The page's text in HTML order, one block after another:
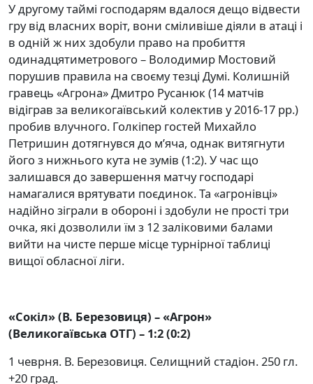
У другому таймі господарям вдалося дещо відвести
гру від власних воріт, вони сміливіше діяли в атаці і
в одній ж них здобули право на пробиття
одинадцятиметрового – Володимир Мостовий
порушив правила на своєму тезці Думі. Колишній
гравець «Агрона» Дмитро Русанюк (14 матчів
відіграв за великогаївський колектив у 2016-17 рр.)
пробив влучного. Голкіпер гостей Михайло
Петришин дотягнувся до м’яча, однак витягнути
його з нижнього кута не зумів (1:2). У час що
залишався до завершення матчу господарі
намагалися врятувати поєдинок. Та «агронівці»
надійно зіграли в обороні і здобули не прості три
очка, які дозволили їм з 12 заліковими балами
вийти на чисте перше місце турнірної таблиці
вищої обласної ліги.
«Сокіл» (В. Березовиця) – «Агрон»
(Великогаївська ОТГ) – 1:2 (0:2)
1 чеврня. В. Березовиця. Селищний стадіон. 250 гл.
+20 град.